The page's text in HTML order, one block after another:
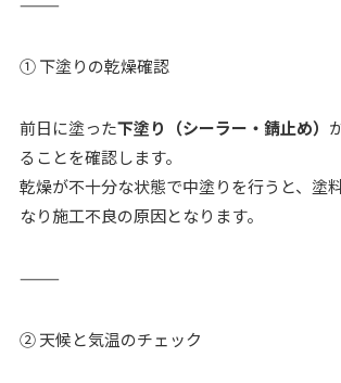
① 下塗りの乾燥確認
前日に塗った下塗り（シーラー・錆止め）
ることを確認します。
乾燥が不十分な状態で中塗りを行うと、塗
なり施工不良の原因となります。
⸻
② 天候と気温のチェック